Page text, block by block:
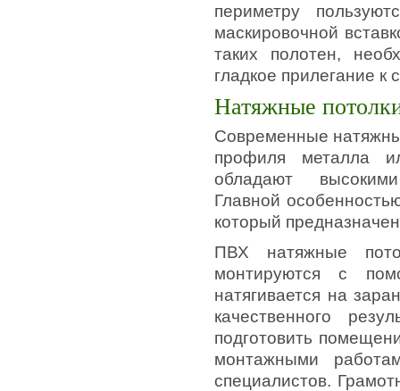
периметру
маскировочной
таких полотен,
гладкое прилегание к
Натяжные
Современные
профиля металла
обладают
Главной
который
ПВХ натяжные
монтируются с
натягивается на
качественного
подготовить
монтажными
специалистов.